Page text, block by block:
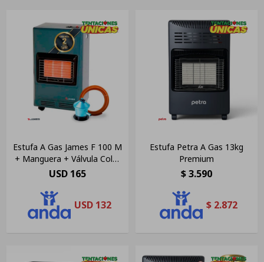
Estufa A Gas James F 100 M
+ Manguera + Válvula Color
Gris
USD 165
USD 132
Estufa Petra A Gas 13kg
Premium
$3.590
$ 2.872